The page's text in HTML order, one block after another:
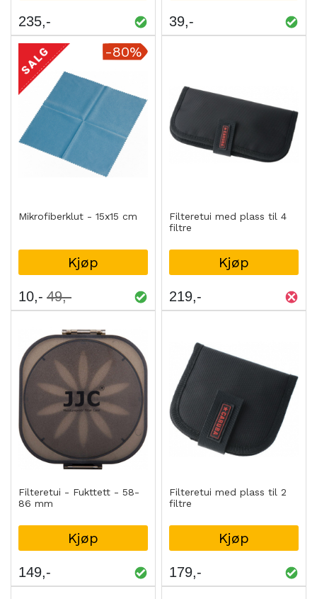
235 39
-80%
Mikrofiberklut - 15x15 cm
Kjøp
10 49
Filteretui med plass til 4
filtre
Kjøp
219
Filteretui - Fukttett - 58-
86 mm
Kjøp
149
Filteretui med plass til 2
filtre
Kjøp
179